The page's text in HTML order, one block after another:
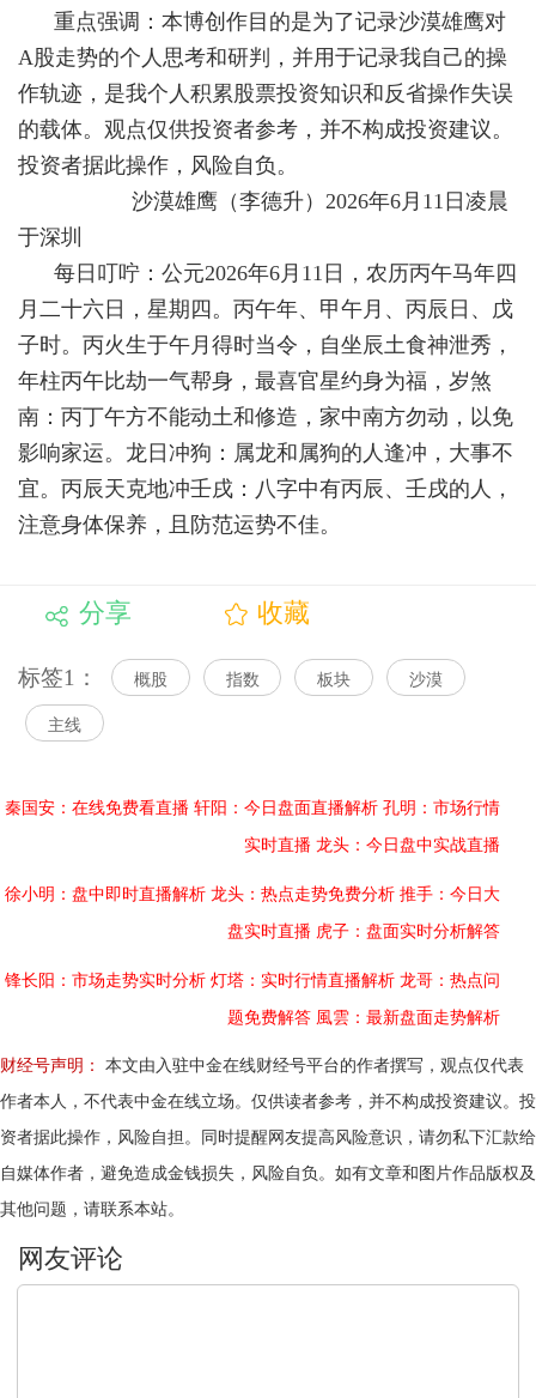
重点强调：本博创作目的是为了记录沙漠雄鹰对
A股走势的个人思考和研判，并用于记录我自己的操
作轨迹，是我个人积累股票投资知识和反省操作失误
的载体。观点仅供投资者参考，并不构成投资建议。
投资者据此操作，风险自负。
沙漠雄鹰（李德升）2026年6月11日凌晨
于深圳
每日叮咛：公元2026年6月11日，农历丙午马年四
月二十六日，星期四。丙午年、甲午月、丙辰日、戊
子时。丙火生于午月得时当令，自坐辰土食神泄秀，
年柱丙午比劫一气帮身，最喜官星约身为福，岁煞
南：丙丁午方不能动土和修造，家中南方勿动，以免
影响家运。龙日冲狗：属龙和属狗的人逢冲，大事不
宜。丙辰天克地冲壬戌：八字中有丙辰、壬戌的人，
注意身体保养，且防范运势不佳。
分享 收藏
标签1： 概股 指数 板块 沙漠
主线
秦国安：在线免费看直播 轩阳：今日盘面直播解析 孔明：市场行情
实时直播 龙头：今日盘中实战直播
徐小明：盘中即时直播解析 龙头：热点走势免费分析 推手：今日大
盘实时直播 虎子：盘面实时分析解答
锋长阳：市场走势实时分析 灯塔：实时行情直播解析 龙哥：热点问
题免费解答 風雲：最新盘面走势解析
财经号声明：
本文由入驻中金在线财经号平台的作者撰写，观点仅代表
作者本人，不代表中金在线立场。仅供读者参考，并不构成投资建议。投
资者据此操作，风险自担。同时提醒网友提高风险意识，请勿私下汇款给
自媒体作者，避免造成金钱损失，风险自负。如有文章和图片作品版权及
其他问题，请联系本站。